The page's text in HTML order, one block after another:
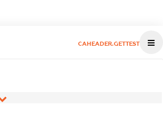
CAHEADER.GETTEST